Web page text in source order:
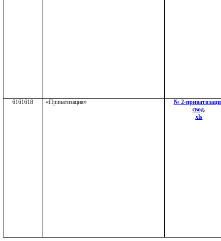
6161618 «Приватизация»
№ 2-
свод.
xls